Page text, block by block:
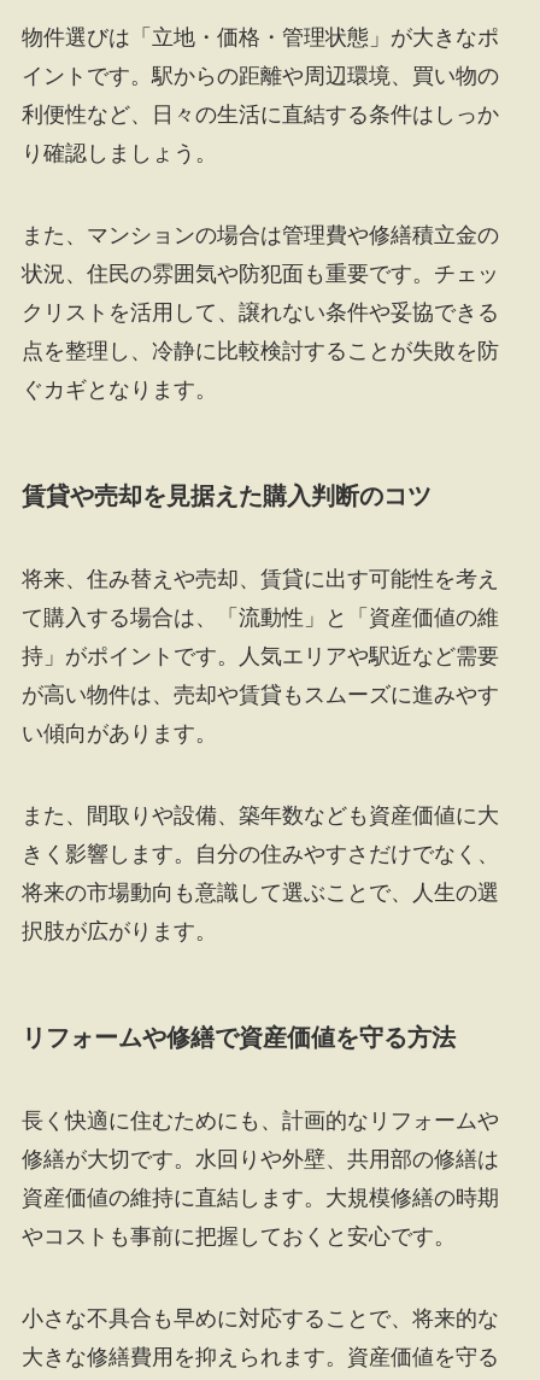
物件選びは「立地・価格・管理状態」が大きなポ
イントです。駅からの距離や周辺環境、買い物の
利便性など、日々の生活に直結する条件はしっか
り確認しましょう。
また、マンションの場合は管理費や修繕積立金の
状況、住民の雰囲気や防犯面も重要です。チェッ
クリストを活用して、譲れない条件や妥協できる
点を整理し、冷静に比較検討することが失敗を防
ぐカギとなります。
賃貸や売却を見据えた購入判断のコツ
将来、住み替えや売却、賃貸に出す可能性を考え
て購入する場合は、「流動性」と「資産価値の維
持」がポイントです。人気エリアや駅近など需要
が高い物件は、売却や賃貸もスムーズに進みやす
い傾向があります。
また、間取りや設備、築年数なども資産価値に大
きく影響します。自分の住みやすさだけでなく、
将来の市場動向も意識して選ぶことで、人生の選
択肢が広がります。
リフォームや修繕で資産価値を守る方法
長く快適に住むためにも、計画的なリフォームや
修繕が大切です。水回りや外壁、共用部の修繕は
資産価値の維持に直結します。大規模修繕の時期
やコストも事前に把握しておくと安心です。
小さな不具合も早めに対応することで、将来的な
大きな修繕費用を抑えられます。資産価値を守る